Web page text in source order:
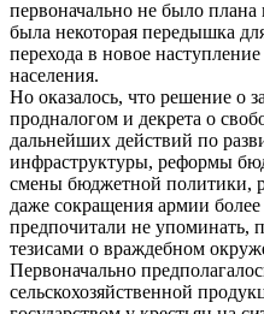
первоначально не было
была некоторая передышка
перехода в новое
населения.
Но оказалось, что решение о
продналогом и декрета о
дальнейших действий по
инфраструктуры, реформы
смены бюджетной политики,
даже сокращения армии более
предпочитали не упоминать,
тезисами о враждебном
Первоначально
сельскохозяйственной